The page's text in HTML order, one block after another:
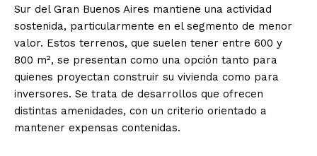
Sur del Gran Buenos Aires mantiene una actividad
sostenida, particularmente en el segmento de menor
valor. Estos terrenos, que suelen tener entre 600 y
800 m², se presentan como una opción tanto para
quienes proyectan construir su vivienda como para
inversores. Se trata de desarrollos que ofrecen
distintas amenidades, con un criterio orientado a
mantener expensas contenidas.